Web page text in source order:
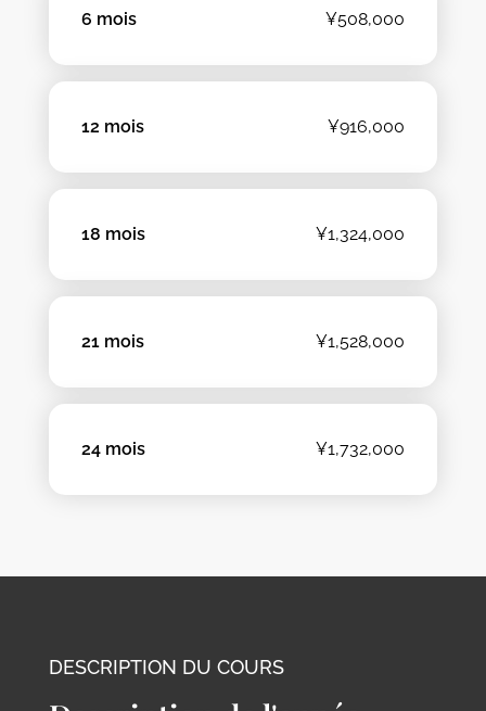
6 mois ¥508,000
12 mois ¥916,000
18 mois ¥1,324,000
21 mois ¥1,528,000
24 mois ¥1,732,000
DESCRIPTION DU COURS